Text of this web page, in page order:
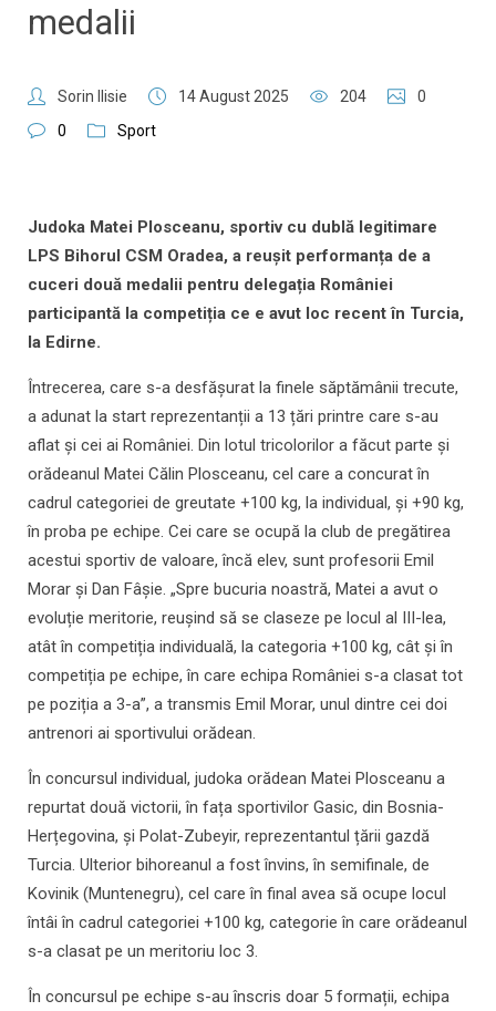
medalii
Sorin Ilisie 14 August 2025 204
0
0
Sport
Judoka Matei Plosceanu, sportiv cu dublă legitimare
LPS Bihorul CSM Oradea, a reușit performanța de a
cuceri două medalii pentru delegația României
participantă la competiția ce e avut loc recent în Turcia,
la Edirne.
Întrecerea, care s-a desfășurat la finele săptămânii trecute,
a adunat la start reprezentanții a 13 țări printre care s-au
aflat și cei ai României. Din lotul tricolorilor a făcut parte și
orădeanul Matei Călin Plosceanu, cel care a concurat în
cadrul categoriei de greutate +100 kg, la individual, și +90 kg,
în proba pe echipe. Cei care se ocupă la club de pregătirea
acestui sportiv de valoare, încă elev, sunt profesorii Emil
Morar și Dan Fâșie. „Spre bucuria noastră, Matei a avut o
evoluție meritorie, reușind să se claseze pe locul al III-lea,
atât în competiția individuală, la categoria +100 kg, cât și în
competiția pe echipe, în care echipa României s-a clasat tot
pe poziția a 3-a”, a transmis Emil Morar, unul dintre cei doi
antrenori ai sportivului orădean.
În concursul individual, judoka orădean Matei Plosceanu a
repurtat două victorii, în fața sportivilor Gasic, din Bosnia-
Herțegovina, și Polat-Zubeyir, reprezentantul țării gazdă
Turcia. Ulterior bihoreanul a fost învins, în semifinale, de
Kovinik (Muntenegru), cel care în final avea să ocupe locul
întâi în cadrul categoriei +100 kg, categorie în care orădeanul
s-a clasat pe un meritoriu loc 3.
​În concursul pe echipe s-au înscris doar 5 formații, echipa